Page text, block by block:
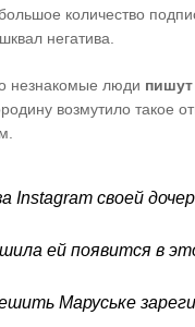
количество
негатива.
незнакомые люди
возмутило такое
Instagram своей
ей появится в
Маруське